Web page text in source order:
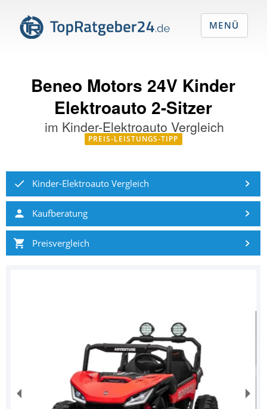
Beneo Motors 24V Kinder
Elektroauto 2-Sitzer
im Kinder-Elektroauto Vergleich
PREIS-LEISTUNGS-TIPP
Kinder-Elektroauto Vergleich
Kaufberatung
Preisvergleich
MENÜ